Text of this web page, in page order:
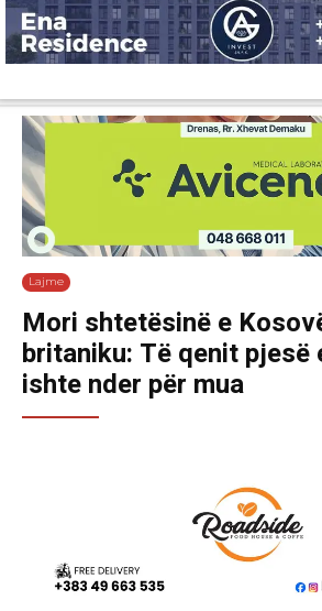
Lajme
Mori shtetësinë e
britaniku: Të qenit pjesë
ishte nder për mua